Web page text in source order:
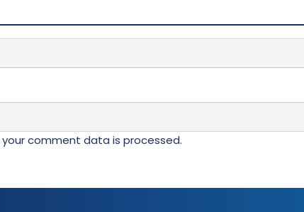
your comment data is processed.